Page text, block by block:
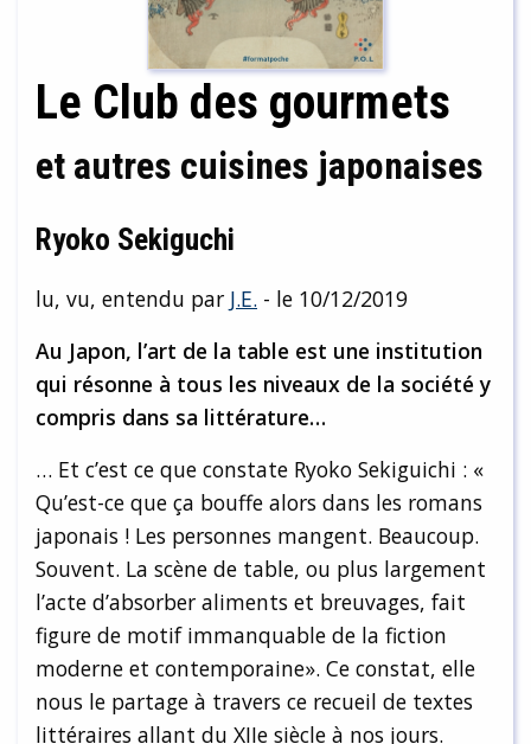
Le Club des gourmets
et autres cuisines japonaises
Ryoko Sekiguchi
lu, vu, entendu par J.E. - le 10/12/2019
Au Japon, l’art de la table est une institution
qui résonne à tous les niveaux de la société y
compris dans sa littérature…
… Et c’est ce que constate Ryoko Sekiguichi : «
Qu’est-ce que ça bouffe alors dans les romans
japonais ! Les personnes mangent. Beaucoup.
Souvent. La scène de table, ou plus largement
l’acte d’absorber aliments et breuvages, fait
figure de motif immanquable de la fiction
moderne et contemporaine». Ce constat, elle
nous le partage à travers ce recueil de textes
littéraires allant du XIIe siècle à nos jours.